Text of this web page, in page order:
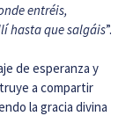
entréis,
hasta que salgáis”.
de esperanza y
a compartir
la gracia divina